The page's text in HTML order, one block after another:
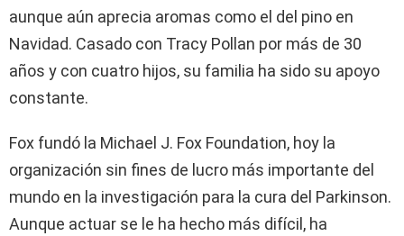
aunque aún aprecia aromas como el del pino en
Navidad. Casado con Tracy Pollan por más de 30
años y con cuatro hijos, su familia ha sido su apoyo
constante.
Fox fundó la Michael J. Fox Foundation, hoy la
organización sin fines de lucro más importante del
mundo en la investigación para la cura del Parkinson.
Aunque actuar se le ha hecho más difícil, ha